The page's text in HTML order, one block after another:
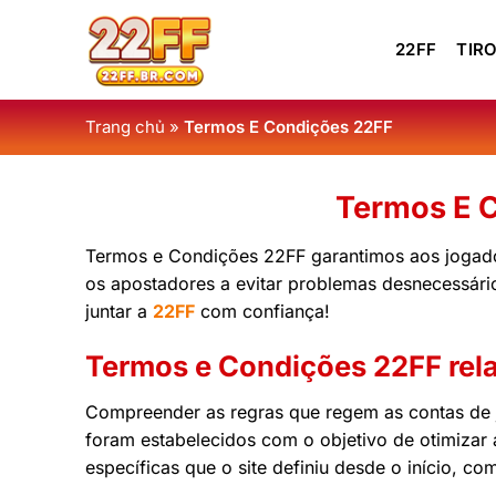
22FF
Trang chủ»Termos E Condições 22FF
Termos E
Termos e Condições 22FF garantimos aos
os apostadores a evitar problemas
juntar a 22FF com confiança!
Termos e Condições 22FF
Compreender as regras que regem as contas
foram estabelecidos com o objetivo de
específicas que o site definiu desde o início,